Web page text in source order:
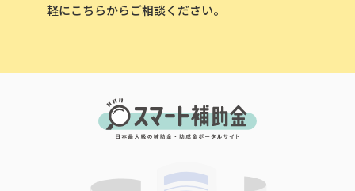
軽にこちらからご相談ください。